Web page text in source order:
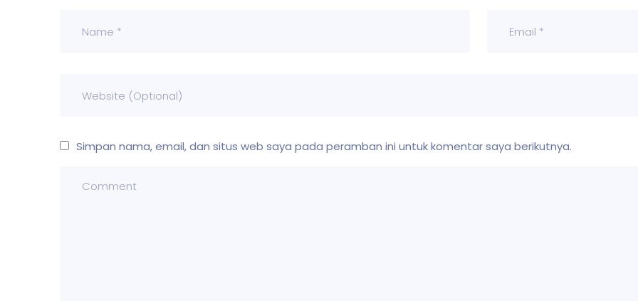
Simpan nama, email, dan situs web saya pada peramban ini untuk komentar saya berikutnya.